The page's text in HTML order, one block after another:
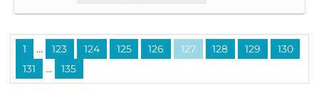
1 ... 123 124 125 126 127 128 129
130
131
... 135